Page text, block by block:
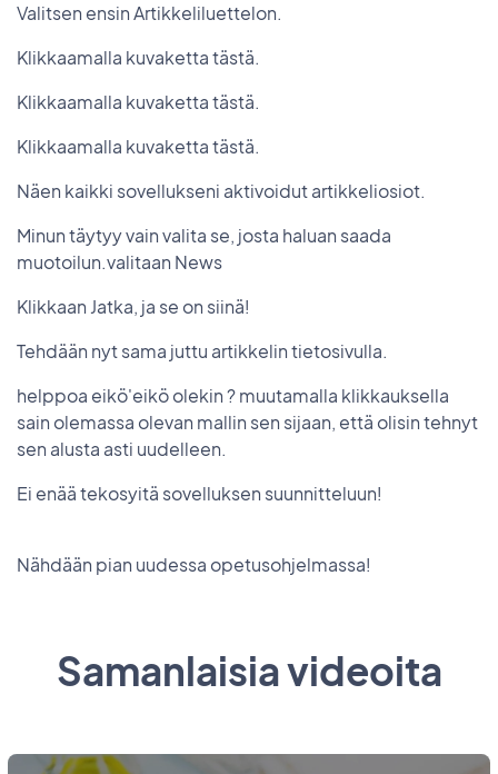
Valitsen ensin Artikkeliluettelon.
Klikkaamalla kuvaketta tästä.
Klikkaamalla kuvaketta tästä.
Klikkaamalla kuvaketta tästä.
Näen kaikki sovellukseni aktivoidut artikkeliosiot.
Minun täytyy vain valita se, josta haluan saada
muotoilun.valitaan News
Klikkaan Jatka, ja se on siinä!
Tehdään nyt sama juttu artikkelin tietosivulla.
helppoa eikö'eikö olekin ? muutamalla klikkauksella
sain olemassa olevan mallin sen sijaan, että olisin tehnyt
sen alusta asti uudelleen.
Ei enää tekosyitä sovelluksen suunnitteluun!
Nähdään pian uudessa opetusohjelmassa!
Samanlaisia videoita